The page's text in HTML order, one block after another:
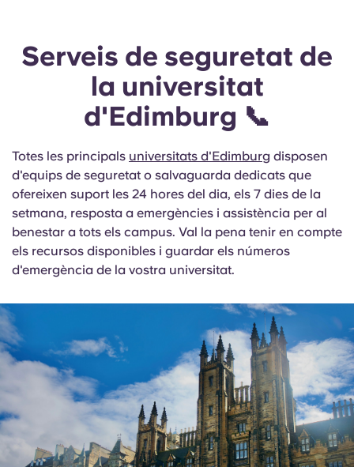
Serveis de seguretat de
la universitat
d'Edimburg 📞
Totes les principals universitats d'Edimburg disposen
d'equips de seguretat o salvaguarda dedicats que
ofereixen suport les 24 hores del dia, els 7 dies de la
setmana, resposta a emergències i assistència per al
benestar a tots els campus. Val la pena tenir en compte
els recursos disponibles i guardar els números
d'emergència de la vostra universitat.